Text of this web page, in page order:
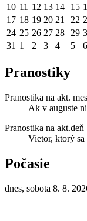
10 11 12 13 14 15
17 18 19 20 21 22
24 25 26 27 28 29
31 1 2 3 4 5 6
Pranostiky
Pranostika na akt.
Ak v auguste
Pranostika na akt.deň
Vietor, ktorý sa
Počasie
dnes, sobota 8. 8.